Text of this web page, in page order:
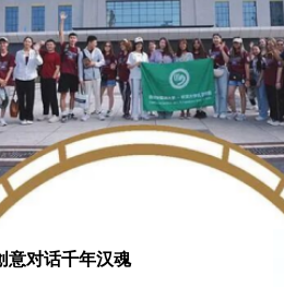
意对话千年汉魂